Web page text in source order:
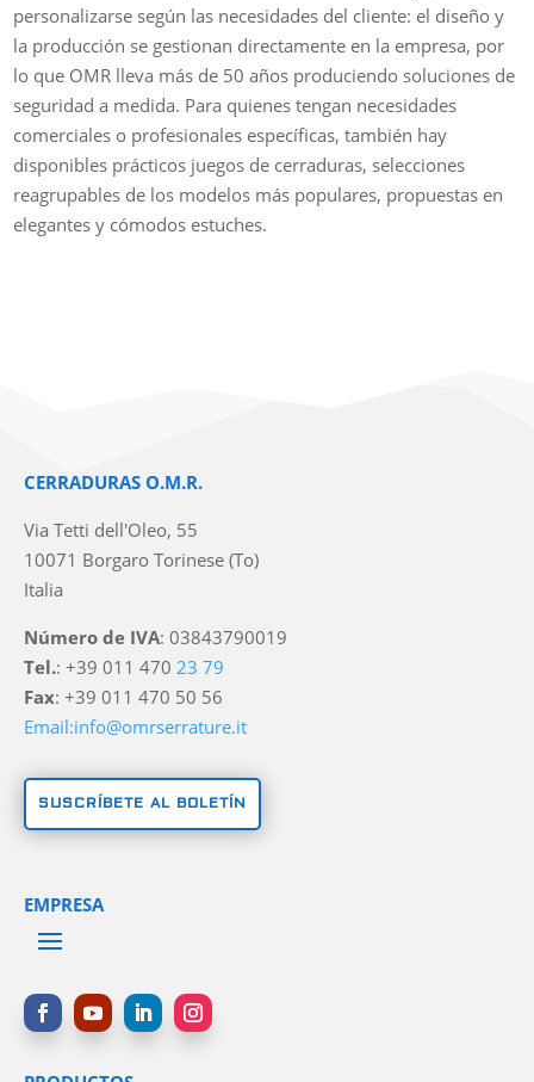
personalizarse según las necesidades del cliente: el diseño y
la producción se gestionan directamente en la empresa, por
lo que OMR lleva más de 50 años produciendo soluciones de
seguridad a medida. Para quienes tengan necesidades
comerciales o profesionales específicas, también hay
disponibles prácticos juegos de cerraduras, selecciones
reagrupables de los modelos más populares, propuestas en
elegantes y cómodos estuches.
CERRADURAS O.M.R.
Via Tetti dell'Oleo, 55
10071 Borgaro Torinese (To)
Italia
Número de IVA: 03843790019
Tel.: +39 011 47023 79
Fax: +39 011 470 50 56
Email:info@omrserrature.it
SUSCRÍBETE AL BOLETÍN
EMPRESA